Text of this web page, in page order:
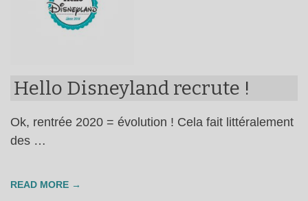
Hello Disneyland recrute !
Ok, rentrée 2020 = évolution ! Cela fait littéralement
des …
READ MORE →